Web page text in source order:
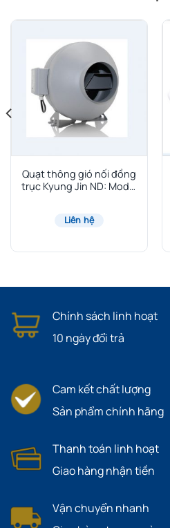
Quạt thông gió nối đồng
trục Kyung Jin ND: Model
Liên hệ
Chính sách linh hoạt
10 ngày đổi trả
Cam kết chất lượng
Sản phẩm chính hãng
Thanh toán linh hoạt
Giao hàng nhận tiền
Vận chuyển nhanh